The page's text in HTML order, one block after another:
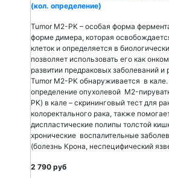
(кол. определение)
Tumor M2-PK – особая форма
форме димера, которая
клеток и определяется в
позволяет использовать его как
развитии предраковых заболеваний и
Tumor M2-PK обнаруживается в
определение опухолевой M2-
PK) в кале – скрининговый тест для
колоректального рака, также
диспластические полипы толстой
хронические воспалительные
(болезнь Крона, неспецифический
2 790 руб